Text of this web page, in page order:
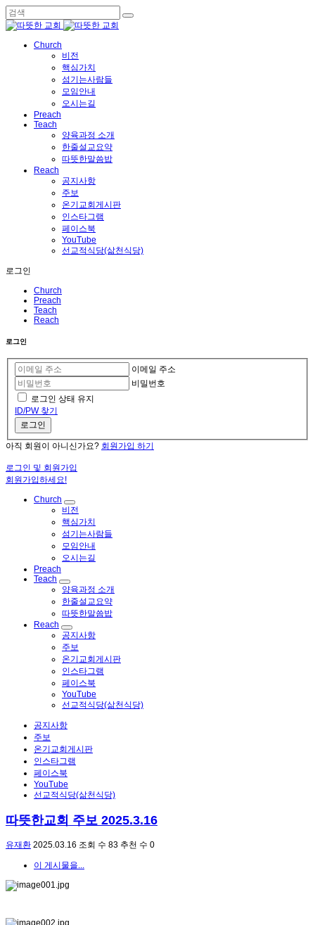
Church
비전
핵심가치
섬기는사람들
모임안내
오시는길
Preach
Teach
양육과정 소개
한줄설교요약
따뜻한말씀밥
Reach
공지사항
주보
온기교회게시판
인스타그램
페이스북
YouTube
선교적식당(삶천식당)
로그인
Church
Preach
Teach
Reach
로그인
이메일 주소
비밀번호
로그인 상태 유지
ID/PW 찾기
로그인
아직 회원이 아니신가요? 회원가입 하기
로그인 및 회원가입
회원가입하세요!
Church
비전
핵심가치
섬기는사람들
모임안내
오시는길
Preach
Teach
양육과정 소개
한줄설교요약
따뜻한말씀밥
Reach
공지사항
주보
온기교회게시판
인스타그램
페이스북
YouTube
선교적식당(삶천식당)
공지사항
주보
온기교회게시판
인스타그램
페이스북
YouTube
선교적식당(삶천식당)
따뜻한교회 주보 2025.3.16
유재환 2025.03.16 조회 수 83 추천 수 0
이 게시물을...